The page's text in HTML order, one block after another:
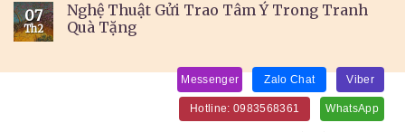
07
Th2
Nghệ Thuật Gửi Trao Tâm Ý Trong Tranh
Quà Tặng
Viber
Zalo Chat
Messenger
WhatsApp
Hotline: 0983568361